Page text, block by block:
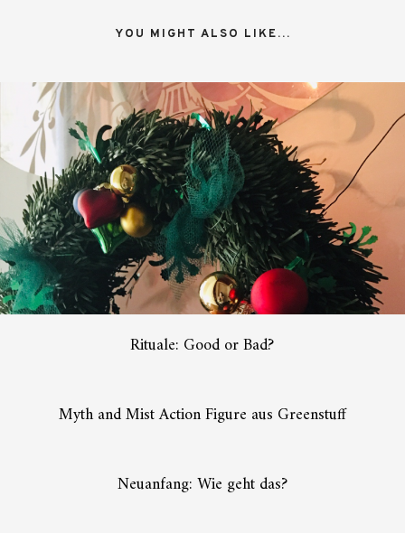
YOU MIGHT ALSO LIKE...
Rituale: Good or Bad?
Myth and Mist Action Figure aus Greenstuff
Neuanfang: Wie geht das?